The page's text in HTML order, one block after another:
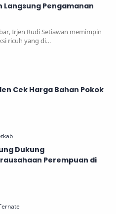
Langsung Pengamanan
Irjen Rudi Setiawan memimpin
ricuh yang di…
Cek Harga Bahan Pokok
Dukung
Perempuan di